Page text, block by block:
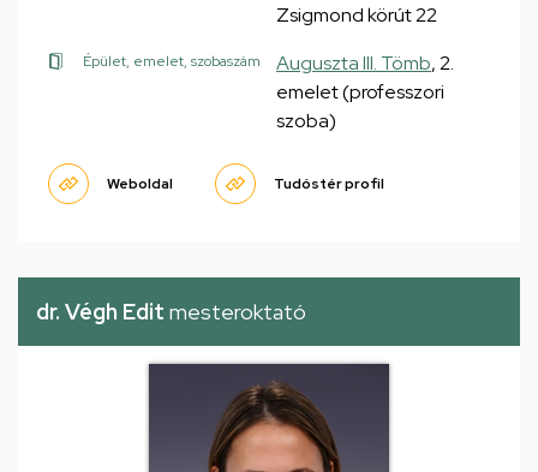
Zsigmond körút 22
Épület, emelet, szobaszám Auguszta III. Tömb, 2.
emelet (professzori
szoba)
Weboldal Tudóstér profil
dr. Végh Edit mesteroktató